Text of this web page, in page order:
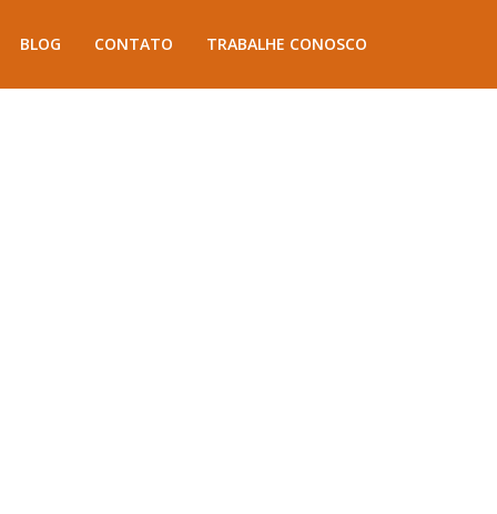
BLOG CONTATO TRABALHE CONOSCO